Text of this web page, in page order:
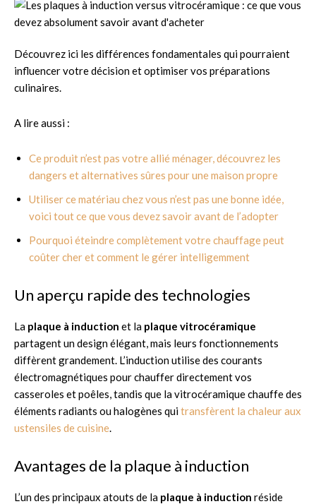
Découvrez ici les différences fondamentales qui pourraient
influencer votre décision et optimiser vos préparations
culinaires.
A lire aussi :
Ce produit n’est pas votre allié ménager, découvrez les
dangers et alternatives sûres pour une maison propre
Utiliser ce matériau chez vous n’est pas une bonne idée,
voici tout ce que vous devez savoir avant de l’adopter
Pourquoi éteindre complètement votre chauffage peut
coûter cher et comment le gérer intelligemment
Un aperçu rapide des technologies
La plaque à induction et la plaque vitrocéramique
partagent un design élégant, mais leurs fonctionnements
diffèrent grandement. L’induction utilise des courants
électromagnétiques pour chauffer directement vos
casseroles et poêles, tandis que la vitrocéramique chauffe des
éléments radiants ou halogènes quitransfèrent la chaleur aux
ustensiles de cuisine.
Avantages de la plaque à induction
L’un des principaux atouts de la plaque à induction réside